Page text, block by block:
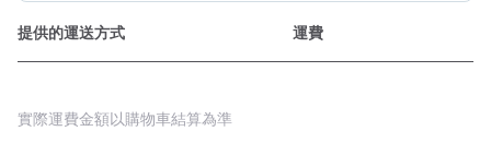
提供的運送方式 運費
實際運費金額以購物車結算為準